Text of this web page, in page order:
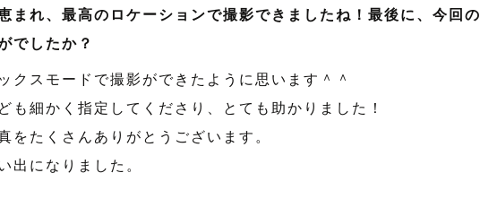
まれ、最高のロケーションで撮影できましたね！最後に、今回の
でしたか？
クスモードで撮影ができたように思います＾＾
も細かく指定してくださり、とても助かりました！
をたくさんありがとうございます。
出になりました。